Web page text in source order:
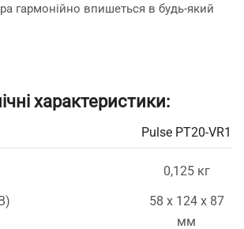
гармонійно впишеться в будь-який
характеристики:
Pulse PT20-VR1
0,125 кг
58 х 124 х 87
мм